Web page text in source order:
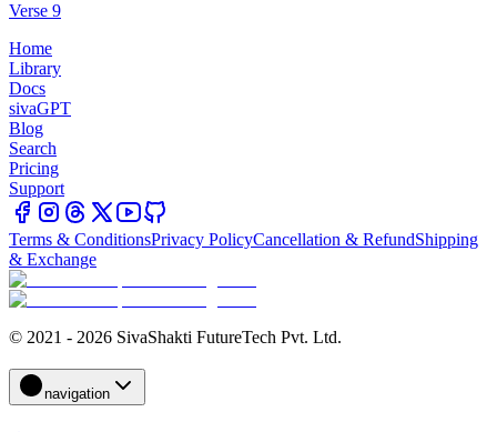
Verse 9
Home
Library
Docs
sivaGPT
Blog
Search
Pricing
Support
Terms & ConditionsPrivacy PolicyCancellation & RefundShipping
& Exchange
© 2021 - 2026 SivaShakti FutureTech Pvt. Ltd.
navigation